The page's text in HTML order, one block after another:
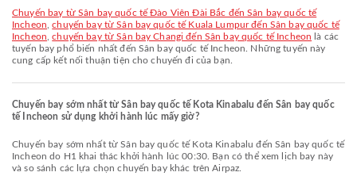
chuyến bay từ Sân bay quốc tế Đào Viên Đài Bắc đến Sân bay quốc tế
Incheon ,chuyến bay từ Sân bay quốc tế Kuala Lumpur đến Sân bay quốc tế
Incheon ,chuyến bay từ Sân bay Changi đến Sân bay quốc tế Incheon là các
tuyến bay phổ biến nhất đến Sân bay quốc tế Incheon. Những tuyến này
cung cấp kết nối thuận tiện cho chuyến đi của bạn.
Chuyến bay sớm nhất từ Sân bay quốc tế Kota Kinabalu đến Sân bay quốc
tế Incheon sử dụng khởi hành lúc mấy giờ?
Chuyến bay sớm nhất từ Sân bay quốc tế Kota Kinabalu đến Sân bay quốc tế
Incheon do H1 khai thác khởi hành lúc 00:30. Bạn có thể xem lịch bay này
và so sánh các lựa chọn chuyến bay khác trên Airpaz.